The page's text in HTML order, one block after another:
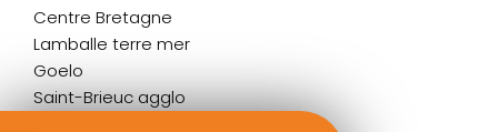
Centre Bretagne
Lamballe terre mer
Goelo
Saint-Brieuc agglo